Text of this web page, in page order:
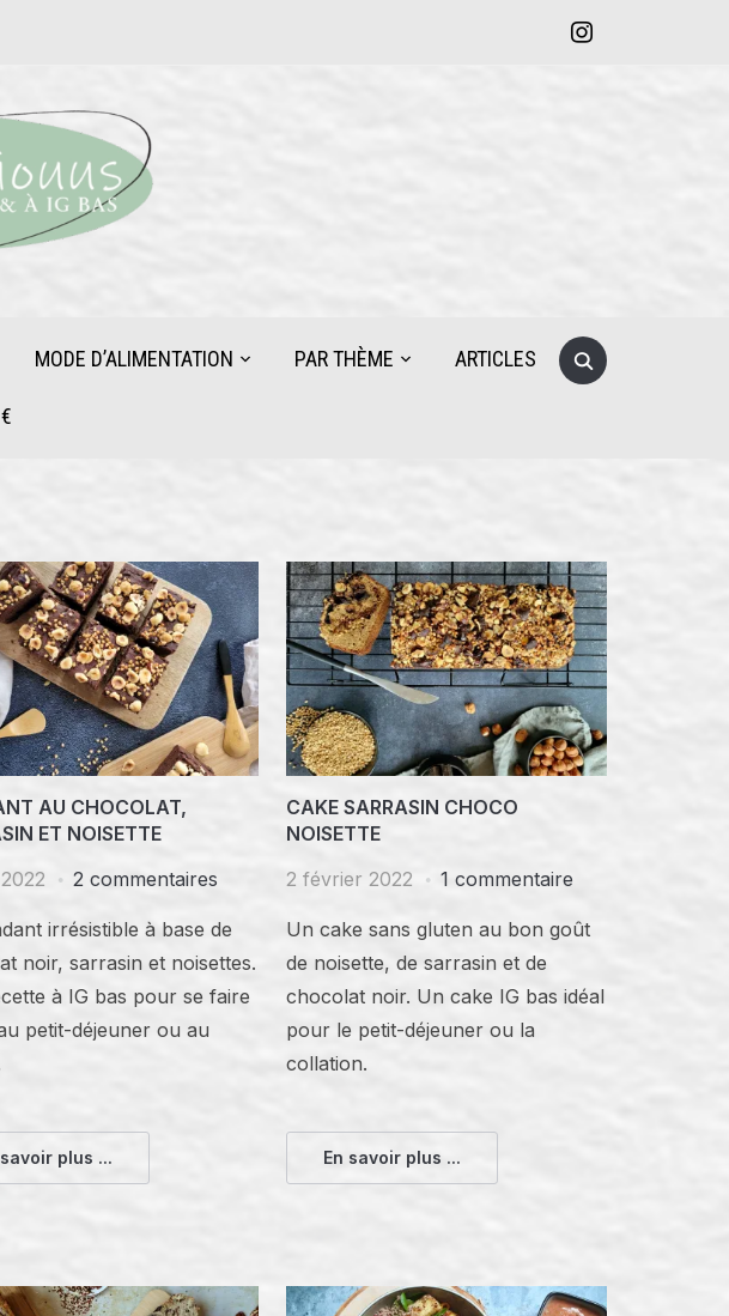
instagram
Search
for:
MODE D’ALIMENTATION PAR THÈME ARTICLES
€
AU CHOCOLAT,
ET NOISETTE
2 commentaires
irrésistible à base de
noir, sarrasin et noisettes.
à IG bas pour se faire
petit-déjeuner ou au
plus ...
CAKE SARRASIN CHOCO
NOISETTE
2 février 2022
1 commentaire
Un cake sans gluten au bon goût
de noisette, de sarrasin et de
chocolat noir. Un cake IG bas idéal
pour le petit-déjeuner ou la
collation.
En savoir plus ...